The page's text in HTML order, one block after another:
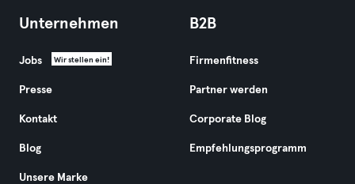
Unternehmen
Jobs Wir stellen ein!
Presse
Kontakt
Blog
Unsere Marke
B2B
Firmenfitness
Partner werden
Corporate Blog
Empfehlungsprogramm